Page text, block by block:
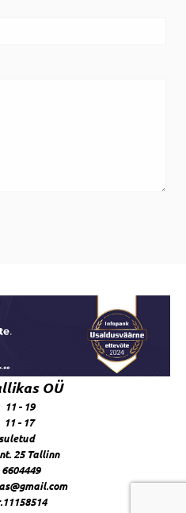
OÜ
11 - 19
- 17
25 Tallinn